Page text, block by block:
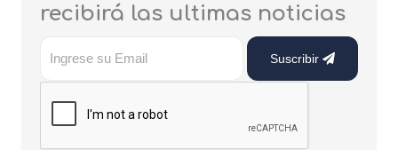
recibirá las ultimas noticias
Suscribir